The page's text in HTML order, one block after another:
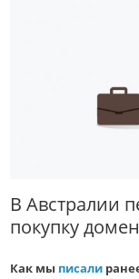
В Австралии
покупку
Как мы писали